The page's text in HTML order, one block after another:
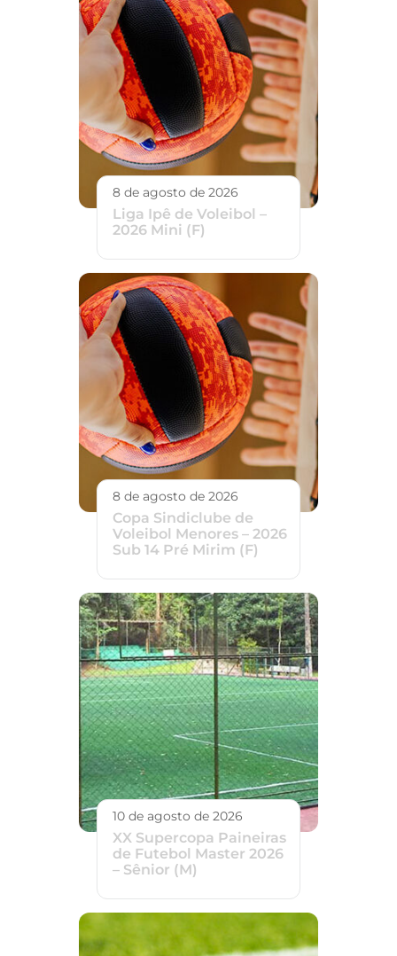
8 de agosto de 2026
Liga Ipê de Voleibol –
2026 Mini (F)
8 de agosto de 2026
Copa Sindiclube de
Voleibol Menores – 2026
Sub 14 Pré Mirim (F)
10 de agosto de 2026
XX Supercopa Paineiras
de Futebol Master 2026
– Sênior (M)